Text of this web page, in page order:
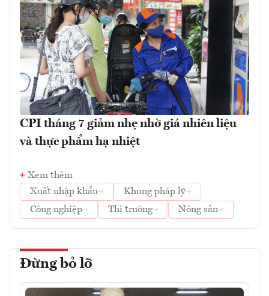
CPI tháng 7 giảm nhẹ nhờ giá nhiên liệu
và thực phẩm hạ nhiệt
Xem thêm
Xuất nhập khẩu
Khung pháp lý
Công nghiệp
Thị trường Nông sản
Đừng bỏ lỡ